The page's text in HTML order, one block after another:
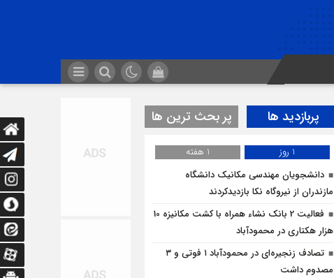
پربازدید ها پر بحث ترین ها
1 روز
1 هفته
دانشجویان مهندسی مکانیک دانشگاه
مازندران از نيروگاه نکا بازديدكردند
فعالیت 2 بانک نشاء همراه با کشت مکانیزه 10
هزار هکتاری در محمودآباد
تصادف زنجیره‌ای در محمودآباد ۱ فوتی و ۳
مصدوم داشت